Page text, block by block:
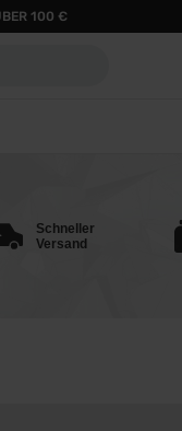
100 €
Schneller
Versand